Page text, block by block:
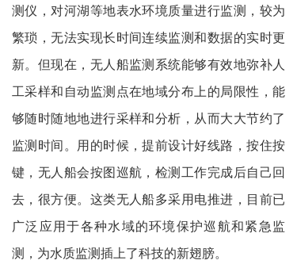
测仪，对河湖等地表水环境质量进行监测，较为
繁琐，无法实现长时间连续监测和数据的实时更
新。但现在，无人船监测系统能够有效地弥补人
工采样和自动监测点在地域分布上的局限性，能
够随时随地地进行采样和分析，从而大大节约了
监测时间。用的时候，提前设计好线路，按住按
键，无人船会按图巡航，检测工作完成后自己回
去，很方便。这类无人船多采用电推进，目前已
广泛应用于各种水域的环境保护巡航和紧急监
测，为水质监测插上了科技的新翅膀。